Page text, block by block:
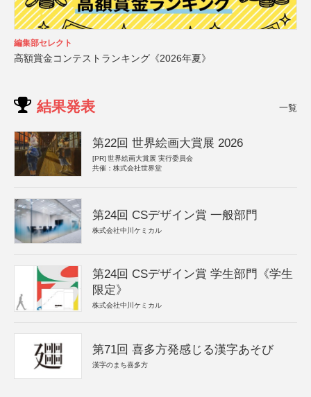
編集部セレクト
高額賞金コンテストランキング《2026年夏》
結果発表 一覧
第22回 世界絵画大賞展 2026
[PR] 世界絵画大賞展 実行委員会
共催：株式会社世界堂
第24回 CSデザイン賞 一般部門
株式会社中川ケミカル
第24回 CSデザイン賞 学生部門《学生
限定》
株式会社中川ケミカル
第71回 喜多方発感じる漢字あそび
漢字のまち喜多方